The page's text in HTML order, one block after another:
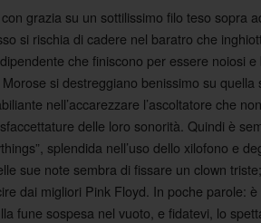
grazia su un sottilissimo filo teso sopra
si rischia di cadere nel baratro che
che finiscono per essere noiosi
si destreggiano benissimo su
nell’accarezzare l’ascoltatore che
delle loro sonorità. Quindi è
splendida nell’uso dello xilofono e
sue note sembra di fissare un clown
dai migliori Pink Floyd. In poche parole:
fune sospesa nel vuoto, e fidatevi, lo